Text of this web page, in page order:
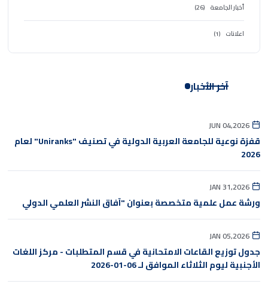
أخبار الجامعة (26)
اعلانات (1)
آخر الأخبار
JUN 04,2026
قفزة نوعية للجامعة العربية الدولية في تصنيف "Uniranks" لعام
2026
JAN 31,2026
ورشة عمل علمية متخصصة بعنوان "آفاق النشر العلمي الدولي
JAN 05,2026
جدول توزيع القاعات الامتحانية في قسم المتطلبات - مركز اللغات
الأجنبية ليوم الثلاثاء الموافق لـ 06-01-2026